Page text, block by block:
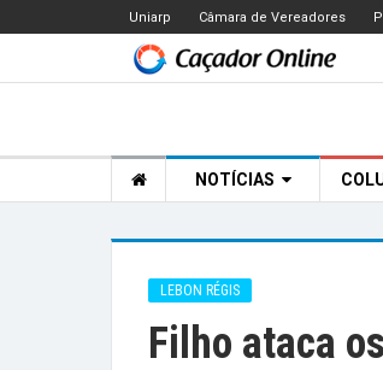
Uniarp Câmara de Vereadores
NOTÍCIAS
LEBON RÉGIS
Filho ataca